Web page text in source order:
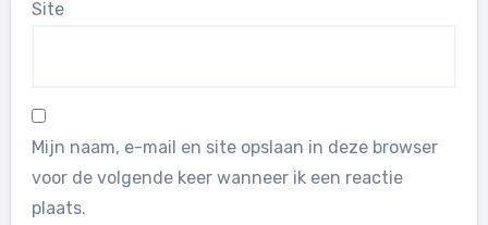
Site
Mijn naam, e-mail en site opslaan in deze browser
voor de volgende keer wanneer ik een reactie
plaats.